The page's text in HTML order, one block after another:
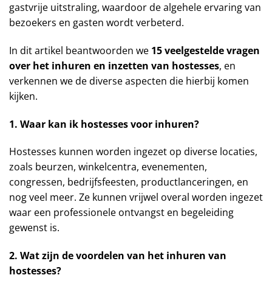
gastvrije uitstraling, waardoor de algehele ervaring van
bezoekers en gasten wordt verbeterd.
In dit artikel beantwoorden we 15 veelgestelde vragen
over het inhuren en inzetten van hostesses, en
verkennen we de diverse aspecten die hierbij komen
kijken.
1. Waar kan ik hostesses voor inhuren?
Hostesses kunnen worden ingezet op diverse locaties,
zoals beurzen, winkelcentra, evenementen,
congressen, bedrijfsfeesten, productlanceringen, en
nog veel meer. Ze kunnen vrijwel overal worden ingezet
waar een professionele ontvangst en begeleiding
gewenst is.
2. Wat zijn de voordelen van het inhuren van
hostesses?